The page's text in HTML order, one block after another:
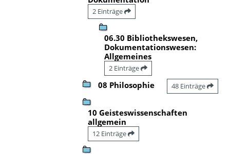
2 Einträge
06.30 Bibliothekswesen,
Dokumentationswesen:
Allgemeines
2 Einträge
08 Philosophie 48 Einträge
10 Geisteswissenschaften
allgemein
12 Einträge